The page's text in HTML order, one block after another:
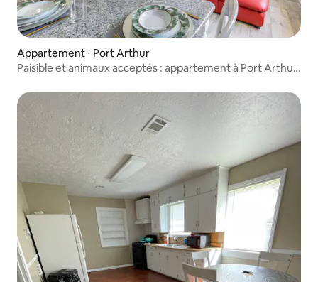
Appartement ⋅ Port Arthur
Paisible et animaux acceptés : appartement à Port Arthur